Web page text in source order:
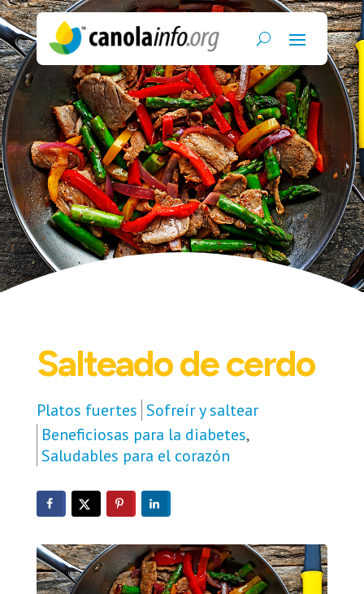
Salteado de cerdo
Platos fuertes Sofreír y saltear
Beneficiosas para la diabetes,
Saludables para el corazón